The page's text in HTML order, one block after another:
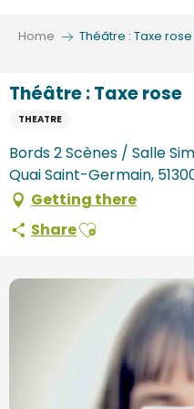
Home Théâtre : Taxe rose
Théâtre : Taxe rose
THEATRE
Bords 2 Scènes / Salle
Quai Saint-Germain,
Getting there
ShareAjouter aux